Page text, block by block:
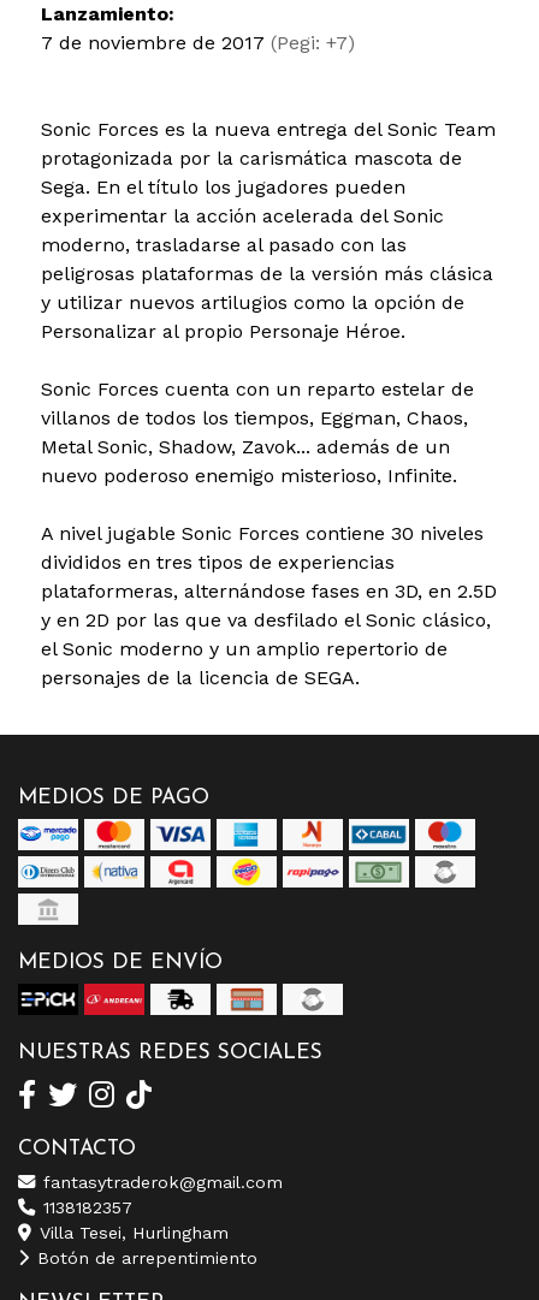
Lanzamiento:
7 de noviembre de 2017 (Pegi: +7)
Sonic Forces es la nueva entrega del Sonic Team
protagonizada por la carismática mascota de
Sega. En el título los jugadores pueden
experimentar la acción acelerada del Sonic
moderno, trasladarse al pasado con las
peligrosas plataformas de la versión más clásica
y utilizar nuevos artilugios como la opción de
Personalizar al propio Personaje Héroe.
Sonic Forces cuenta con un reparto estelar de
villanos de todos los tiempos, Eggman, Chaos,
Metal Sonic, Shadow, Zavok... además de un
nuevo poderoso enemigo misterioso, Infinite.
A nivel jugable Sonic Forces contiene 30 niveles
divididos en tres tipos de experiencias
plataformeras, alternándose fases en 3D, en 2.5D
y en 2D por las que va desfilado el Sonic clásico,
el Sonic moderno y un amplio repertorio de
personajes de la licencia de SEGA.
MEDIOS DE PAGO
MEDIOS DE ENVÍO
NUESTRAS REDES SOCIALES
CONTACTO
fantasytraderok@gmail.com
1138182357
Villa Tesei, Hurlingham
Botón de arrepentimiento